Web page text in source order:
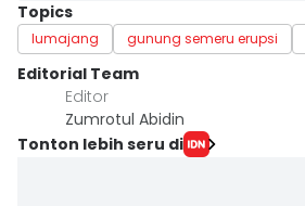
Topics
lumajang gunung semeru erupsi
Editorial Team
Editor
Zumrotul Abidin
Tonton lebih seru di